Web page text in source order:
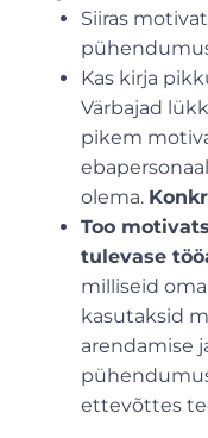
Siiras
Kas kirja
Värbajad
pikem
olema.
Too
tulevase
milliseid
kasutaksid
arendamise
ettevõttes